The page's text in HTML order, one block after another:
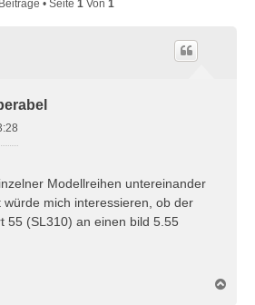
• Seite 1 Von 1
Modellreihen untereinander
würde mich interessieren, ob der
55 (SL310) an einen bild 5.55